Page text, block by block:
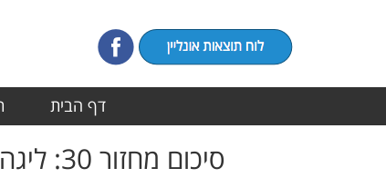
דף הבית
סיכום מחזור 30: ליגה ב' צפון א'